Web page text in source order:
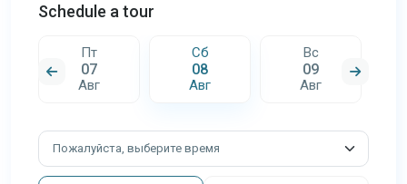
Schedule a tour
Пт
07
Авг
Сб
08
Авг
Вс
09
Авг